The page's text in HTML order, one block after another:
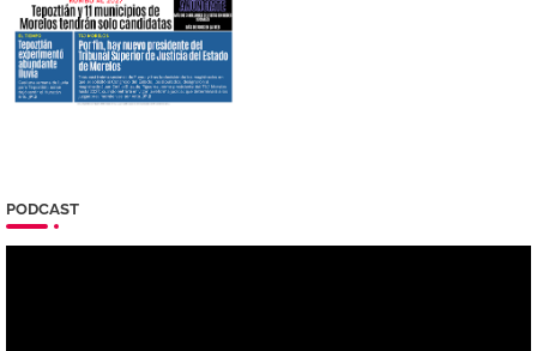
PODCAST